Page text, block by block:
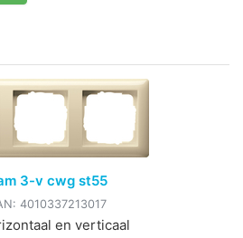
3-v cwg st55
4010337213017
en verticaal